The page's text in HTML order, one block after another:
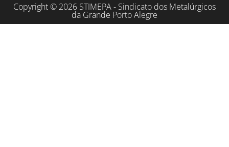
Copyright © 2026 STIMEPA - Sindicato dos Metalúrgicos
da Grande Porto Alegre